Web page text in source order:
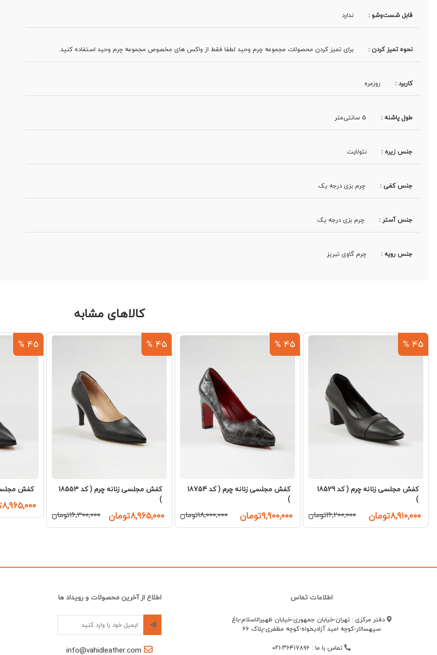
قابل شست‌وشو : ندارد
نحوه تمیز کردن : برای تمیز کردن محصولات مجموعه چرم وحید لطفا فقط از واکس های مخصوص مجموعه چرم وحید استفاده کنید.
کاربرد : روزمره
طول پاشنه : 5 سانتی‌متر
جنس زیره : نئولایت
جنس کفی : چرم بزی درجه یک
جنس آستر : چرم بزی درجه یک
جنس رویه : چرم گاوی تبریز
کالاهای مشابه
45 %
کفش مجلسی زنانه چرم ( کد 18529
)
۸,۹۱۰,۰۰۰تومان ۱۶,۲۰۰,۰۰۰تومان
45 %
کفش مجلسی زنانه چرم ( کد 18754
)
۹,۹۰۰,۰۰۰تومان ۱۸,۰۰۰,۰۰۰تومان
45 %
کفش مجلسی زنانه چرم ( کد 18553
)
۸,۹۶۵,۰۰۰تومان ۱۶,۳۰۰,۰۰۰تومان
45 %
کفش مجلسی
۸,۹۶۵,۰۰۰تومان
اطلاعات تماس
دفتر مرکزی : تهران-خیابان جمهوری-خیابان ظهیرالاسلام-باغ
سپهسالار-کوچه امید آزادیخواه-کوچه مظفری-پلاک 66
تماس با ما: ۳۶۴۱۷۸۹۶-۰۲۱
اطلاع از آخرین محصولات و رویداد ها
info@vahidleather.com